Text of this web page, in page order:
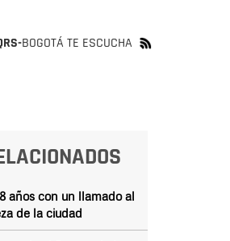
BOGOTÁ TE ESCUCHA
años con un llamado al
de la ciudad